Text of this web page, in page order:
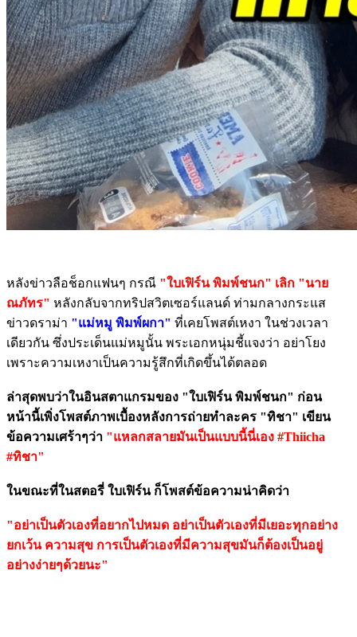
หลังข่าวลือช็อกแฟนๆ กรณี "ใบเฟิร์น พิมพ์ชนก" เลิก "นาย
ณภัทร" หลังกลับจากทริปสวิตเซอร์แลนด์ ท่ามกลางกระแส
ข่าวดราม่า "แม่หมู พิมพ์ผกา" ที่เคยโพสต์เหงา ในช่วงเวลา
เดียวกัน ซึ่งประเด็นแม่หมูนั้น พระเอกหนุ่มชี้แจงว่า อย่าโยง
เพราะความเหงาเป็นความรู้สึกที่เกิดขึ้นได้ตลอด
ล่าสุดพบว่าในอินสตาแกรมของ "ใบเฟิร์น พิมพ์ชนก" ก่อน
หน้านี้เพิ่งโพสต์ภาพเบื้องหลังการถ่ายทำละคร "ทิชา" เขียน
ข้อความเศร้าๆว่า "แหลกสลายมันเป็นแบบนี้นี่เอง #Thiicha
#ทิชา"
ในขณะที่ในสตอรี่ ใบเฟิร์น ก็โพสต์ข้อความน่าคิดว่า
"อย่าเป็นตัวเองที่อยากไปหมด อย่าเป็นตัวเองที่มีเยอะทุกอย่าง
ยกเว้น ความสุข การเป็นตัวเองที่มีความสุขมันก็ต้องเป็นอยู่
อย่างง่ายๆด้วยนะ"